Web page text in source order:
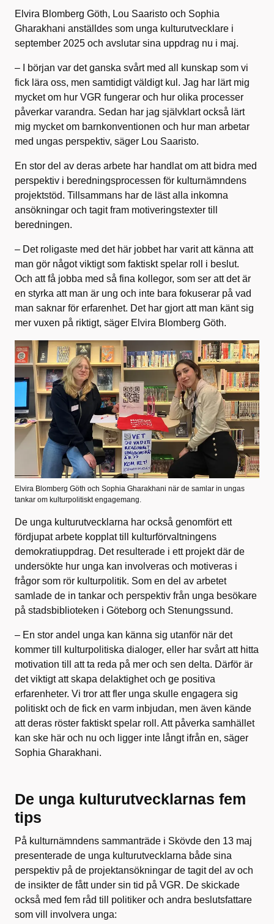
Elvira Blomberg Göth, Lou Saaristo och Sophia
Gharakhani anställdes som unga kulturutvecklare i
september 2025 och avslutar sina uppdrag nu i maj.
– I början var det ganska svårt med all kunskap som vi
fick lära oss, men samtidigt väldigt kul. Jag har lärt mig
mycket om hur VGR fungerar och hur olika processer
påverkar varandra. Sedan har jag självklart också lärt
mig mycket om barnkonventionen och hur man arbetar
med ungas perspektiv, säger Lou Saaristo.
En stor del av deras arbete har handlat om att bidra med
perspektiv i beredningsprocessen för kulturnämndens
projektstöd. Tillsammans har de läst alla inkomna
ansökningar och tagit fram motiveringstexter till
beredningen.
– Det roligaste med det här jobbet har varit att känna att
man gör något viktigt som faktiskt spelar roll i beslut.
Och att få jobba med så fina kollegor, som ser att det är
en styrka att man är ung och inte bara fokuserar på vad
man saknar för erfarenhet. Det har gjort att man känt sig
mer vuxen på riktigt, säger Elvira Blomberg Göth.
Elvira Blomberg Göth och Sophia Gharakhani när de samlar in ungas
tankar om kulturpolitiskt engagemang.
De unga kulturutvecklarna har också genomfört ett
fördjupat arbete kopplat till kulturförvaltningens
demokratiuppdrag. Det resulterade i ett projekt där de
undersökte hur unga kan involveras och motiveras i
frågor som rör kulturpolitik. Som en del av arbetet
samlade de in tankar och perspektiv från unga besökare
på stadsbiblioteken i Göteborg och Stenungssund.
– En stor andel unga kan känna sig utanför när det
kommer till kulturpolitiska dialoger, eller har svårt att hitta
motivation till att ta reda på mer och sen delta. Därför är
det viktigt att skapa delaktighet och ge positiva
erfarenheter. Vi tror att fler unga skulle engagera sig
politiskt och de fick en varm inbjudan, men även kände
att deras röster faktiskt spelar roll. Att påverka samhället
kan ske här och nu och ligger inte långt ifrån en, säger
Sophia Gharakhani.
De unga kulturutvecklarnas fem
tips
På kulturnämndens sammanträde i Skövde den 13 maj
presenterade de unga kulturutvecklarna både sina
perspektiv på de projektansökningar de tagit del av och
de insikter de fått under sin tid på VGR. De skickade
också med fem råd till politiker och andra beslutsfattare
som vill involvera unga: